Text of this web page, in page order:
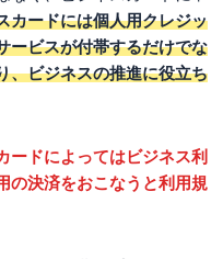
キャッシング機能のないカ
傾向にある
クレジットカードを発行で
カードには個人用クレジッ
ービスが付帯するだけでな
、ビジネスの推進に役立ち
ードによってはビジネス利
の決済をおこなうと利用規